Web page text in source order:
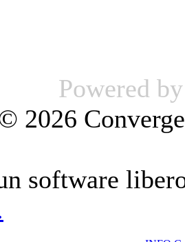
Powered
2026
software